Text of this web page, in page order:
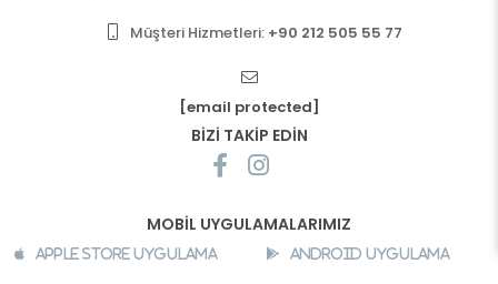
Müşteri Hizmetleri: +90 212 505 55 77
[email protected]
BİZİ TAKİP EDİN
MOBİL UYGULAMALARIMIZ
Apple Store Uygulama Android Uygulama